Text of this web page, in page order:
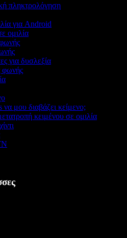
πληκτρολόγηση
για Android
ομιλία
για δυσλεξία
φωνής
μου διαβάζει κείμενο;
κειμένου σε ομιλία